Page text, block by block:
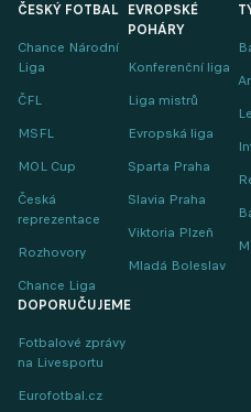
ČESKÝ FOTBAL
Chance Národní
Liga
ČFL
MSFL
MOL Cup
Česká
reprezentace
Rozhovory
Chance Liga
EVROPSKÉ
POHÁRY
Konferenční liga
Liga mistrů
Evropská liga
Sparta Praha
Slavia Praha
Viktoria Plzeň
Mladá Boleslav
DOPORUČUJEME
Fotbalové zprávy
na Livesportu
Eurofotbal.cz